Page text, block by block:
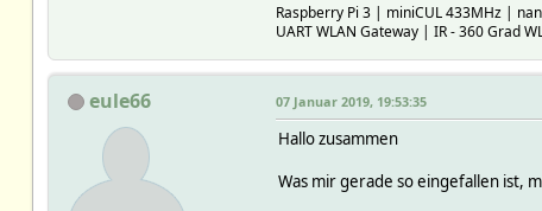
Raspberry Pi 3 | miniCUL 433MHz |
UART WLAN Gateway | IR - 360 Grad
eule66 07 Januar 2019, 19:53:35
Hallo zusammen
Was mir gerade so eingefallen ist,